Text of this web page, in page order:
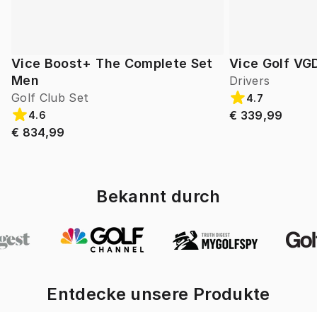
Vice Boost+ The Complete Set
Men
Golf Club Set
4.6
€ 834,99
Vice Golf
Drivers
4.7
€ 339,99
Bekannt durch
Entdecke unsere Produkte